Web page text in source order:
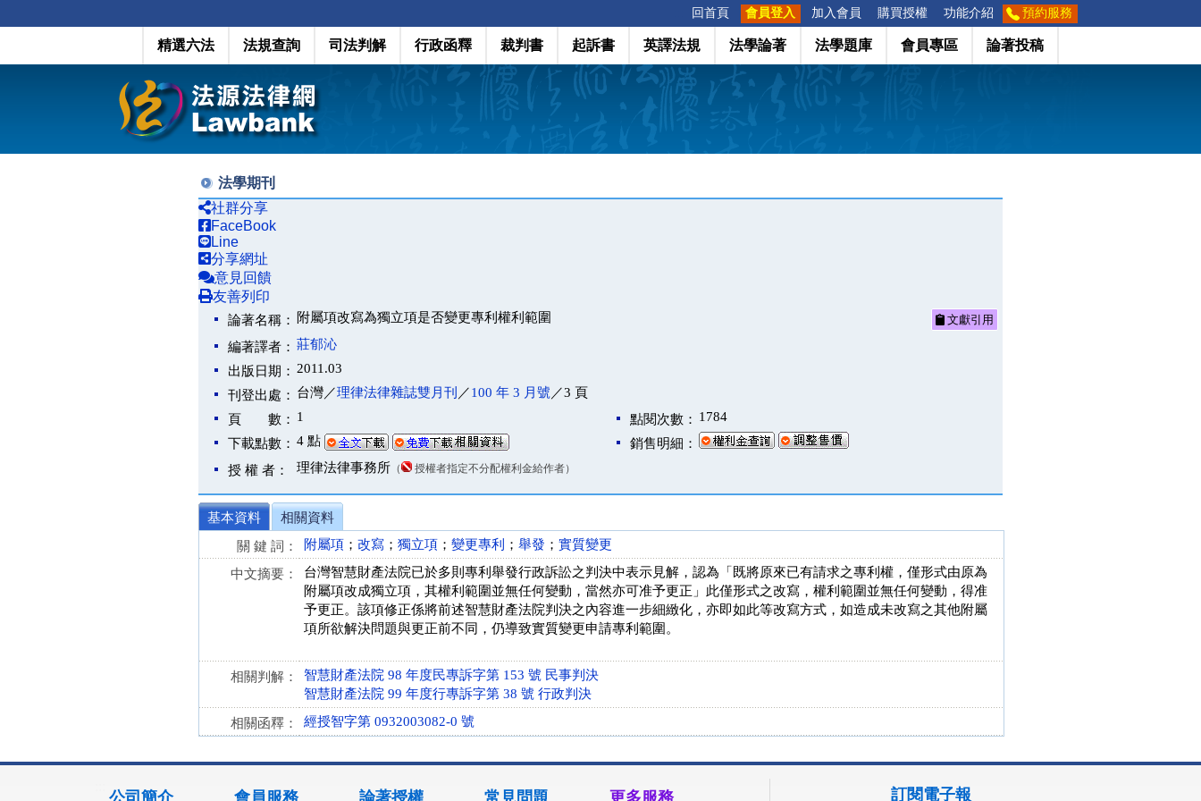
回首頁 會員登入 加入會員 購買授權 功能介紹 預約服務
精選六法 法規查詢 司法判解 行政函釋 裁判書 起訴書 英譯法規 法學論著 法學題庫 會員專區 論著投稿
法學期刊
社群分享
FaceBook
Line
分享網址
意見回饋
友善列印
論著名稱： 附屬項改寫為獨立項是否變更專利權利範圍 文獻引用
編著譯者： 莊郁沁
出版日期： 2011.03
刊登出處： 台灣／理律法律雜誌雙月刊 ／100 年 3 月號 ／3 頁
頁 數： 1 點閱次數： 1784
下載點數： 4 點
銷售明細：
授 權 者：
理律法律事務所 （ 授權者指定不分配權利金給作者）
基本資料
相關資料
關 鍵 詞：
附屬項 ； 改寫 ； 獨立項 ； 變更專利 ； 舉發 ； 實質變更
中文摘要：
台灣智慧財產法院已於多則專利舉發行政訴訟之判決中表示見解，認為「既將原來已有請求之專利權，僅形式由原為
附屬項改成獨立項，其權利範圍並無任何變動，當然亦可准予更正」此僅形式之改寫，權利範圍並無任何變動，得准
予更正。該項修正係將前述智慧財產法院判決之內容進一步細緻化，亦即如此等改寫方式，如造成未改寫之其他附屬
項所欲解決問題與更正前不同，仍導致實質變更申請專利範圍。
相關判解：
智慧財產法院 98 年度民專訴字第 153 號 民事判決
智慧財產法院 99 年度行專訴字第 38 號 行政判決
相關函釋： 經授智字第 0932003082-0 號
公司簡介 會員服務 論著授權 常見問題 更多服務 訂閱電子報